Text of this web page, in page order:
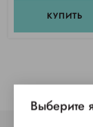
КУПИТЬ
Выберите